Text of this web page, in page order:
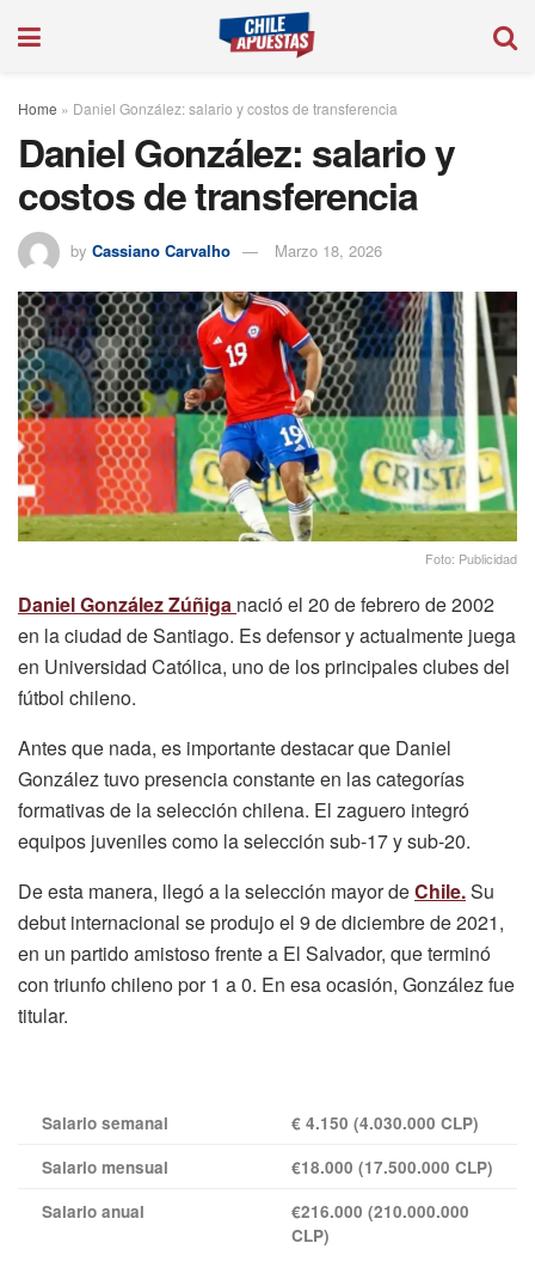
Home » Daniel González: salario y costos de transferencia
Daniel González: salario y
costos de transferencia
by Cassiano Carvalho Marzo 18, 2026
Foto: Publicidad
Daniel González Zúñiga nació el 20 de febrero de 2002
en la ciudad de Santiago. Es defensor y actualmente juega
en Universidad Católica, uno de los principales clubes del
fútbol chileno.
Antes que nada, es importante destacar que Daniel
González tuvo presencia constante en las categorías
formativas de la selección chilena. El zaguero integró
equipos juveniles como la selección sub-17 y sub-20.
De esta manera, llegó a la selección mayor deChile.Su
debut internacional se produjo el 9 de diciembre de 2021,
en un partido amistoso frente a El Salvador, que terminó
con triunfo chileno por 1 a 0. En esa ocasión, González fue
titular.
Salario semanal
€ 4.150 (4.030.000 CLP)
Salario mensual
€18.000 (17.500.000 CLP)
Salario anual
€216.000 (210.000.000
CLP)